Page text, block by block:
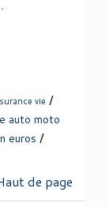
vie /
auto moto
euros /
de page